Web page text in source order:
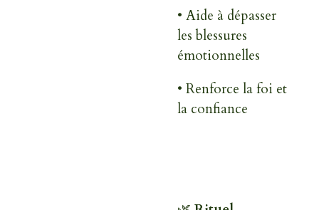
• Aide à dépasser
les blessures
émotionnelles
• Renforce la foi et
la confiance